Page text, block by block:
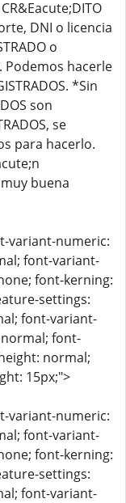
DNI o licencia
o
hacerle
*Sin
son
se
para hacerlo.
buena
variant-numeric:
font-variant-
font-kerning:
settings:
font-variant-
font-
normal;
15px;">
variant-numeric:
font-variant-
font-kerning:
settings:
font-variant-